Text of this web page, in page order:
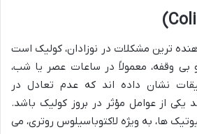
ترین مشکلات در نوزادان، کولیک است
وقفه، معمولاً در ساعات عصر یا شب،
نشان داده اند که عدم تعادل در
یکی از عوامل مؤثر در بروز کولیک باشد.
ها، به ویژه لاکتوباسیلوس روتری، می